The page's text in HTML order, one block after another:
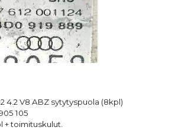
4.2 V8 ABZ sytytyspuola (8kpl)
105
+ toimituskulut.